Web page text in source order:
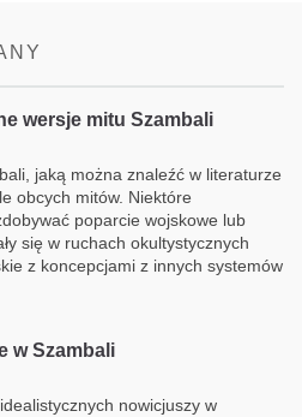
wersje mitu Szambali
jaką można znaleźć w literaturze
obcych mitów. Niektóre
poparcie wojskowe lub
się w ruchach okultystycznych
z koncepcjami z innych systemów
w Szambali
nowicjuszy w